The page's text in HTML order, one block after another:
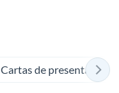
Cartas de presentación